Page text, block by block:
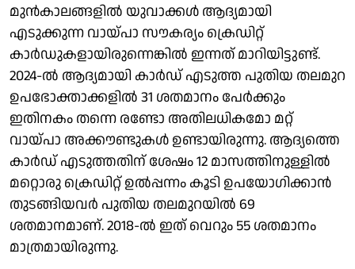
മുന്‍കാലങ്ങളില്‍ യുവാക്കള്‍ ആദ്യമായി
എടുക്കുന്ന വായ്പാ സൗകര്യം ക്രെഡിറ്റ്
കാര്‍ഡുകളായിരുന്നെങ്കില്‍ ഇന്നത് മാറിയിട്ടുണ്ട്.
2024-ല്‍ ആദ്യമായി കാര്‍ഡ് എടുത്ത പുതിയ തലമുറ
ഉപഭോക്താക്കളില്‍ 31 ശതമാനം പേര്‍ക്കും
ഇതിനകം തന്നെ രണ്ടോ അതിലധികമോ മറ്റ്
വായ്പാ അക്കൗണ്ടുകള്‍ ഉണ്ടായിരുന്നു. ആദ്യത്തെ
കാര്‍ഡ് എടുത്തതിന് ശേഷം 12 മാസത്തിനുള്ളില്‍
മറ്റൊരു ക്രെഡിറ്റ് ഉല്‍പ്പന്നം കൂടി ഉപയോഗിക്കാന്‍
തുടങ്ങിയവര്‍ പുതിയ തലമുറയില്‍ 69
ശതമാനമാണ്. 2018-ല്‍ ഇത് വെറും 55 ശതമാനം
മാത്രമായിരുന്നു.